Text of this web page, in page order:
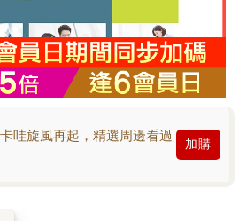
哇旋風再起，精選周邊看過
加購